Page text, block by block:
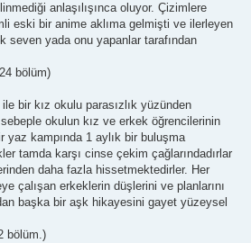
anlaşılışınca oluyor. Çizimlere
eski bir anime aklıma gelmişti ve ilerleyen
seven yada onu yapanlar tarafından
bölüm)
bir kız okulu parasızlık yüzünden
okulun kız ve erkek öğrencilerinin
yaz kampında 1 aylık bir buluşma
tamda karşı cinse çekim çağlarındadırlar
daha fazla hissetmektedirler. Her
çalışan erkeklerin düşlerini ve planlarını
başka bir aşk hikayesini gayet yüzeysel
bölüm.)